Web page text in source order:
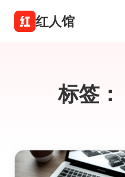
红人馆
标签：